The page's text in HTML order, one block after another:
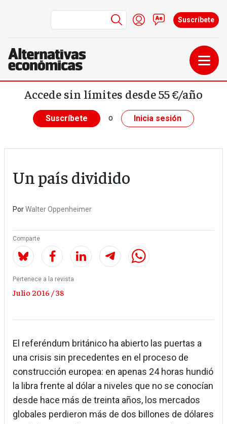
Pasar al contenido principal
Menú de cuenta de
Iniciar sesión
Contacto
Suscríbete
Accede sin límites desde 55 €/año
Suscríbete o Inicia sesión
Un país dividido
PorWalter Oppenheimer
Comparte
Pertenece a la revista
Julio 2016 / 38
El referéndum británico ha abierto las puertas a
una crisis sin precedentes en el proceso de
construcción europea: en apenas 24 horas hundió
la libra frente al dólar a niveles que no se conocían
desde hace más de treinta años, los mercados
globales perdieron más de dos billones de dólares